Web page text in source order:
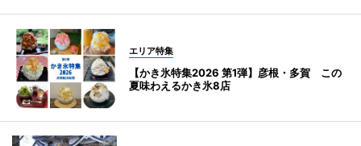
エリア特集
【かき氷特集2026 第1弾】彦根・多賀 この
夏味わえるかき氷8店